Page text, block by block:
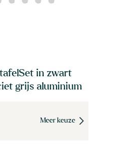
in zwart
grijs aluminium
Meer keuze